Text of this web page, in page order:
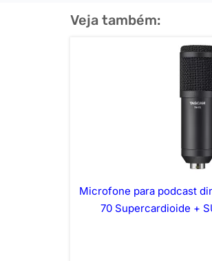
Veja também:
Microfone para podcast
70 Supercardioide +